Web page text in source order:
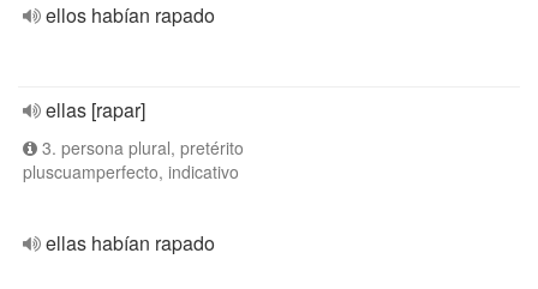
ellos habían rapado
ellas [rapar]
3. persona plural, pretérito
pluscuamperfecto, indicativo
ellas habían rapado